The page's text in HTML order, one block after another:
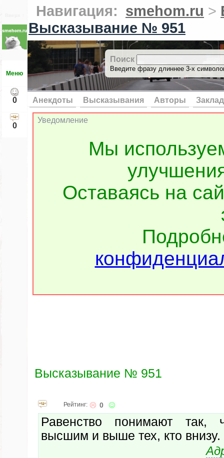
Меню
0
0
Навигация: smehom.ru >
Высказывание № 951
Поиск
Введите фразу длиннее 3-х
Анекдоты Высказывания Авторы
Уведомление
Мы
Оставаясь на
Высказывание № 951
Рейтинг: 0
Равенство понимают
высшим и выше тех, кто внизу.